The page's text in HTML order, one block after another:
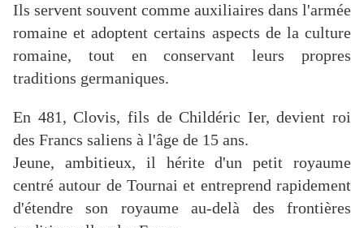
Ils servent souvent comme auxiliaires dans l'armée
romaine et adoptent certains aspects de la culture
romaine, tout en conservant leurs propres
traditions germaniques.
En 481, Clovis, fils de Childéric Ier, devient roi
des Francs saliens à l'âge de 15 ans.
Jeune, ambitieux, il hérite d'un petit royaume
centré autour de Tournai et entreprend rapidement
d'étendre son royaume au-delà des frontières